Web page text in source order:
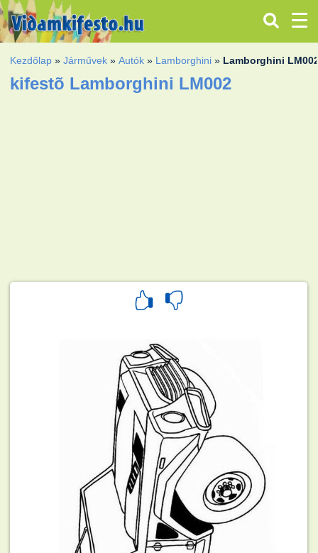
Kezdőlap »Járművek »Autók » Lamborghini » Lamborghini
kifestõ Lamborghini LM002